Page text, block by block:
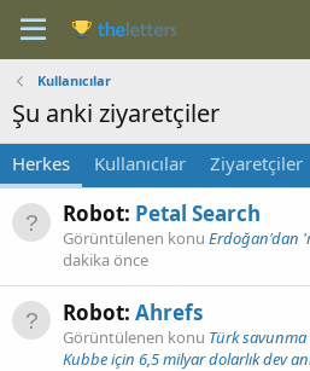
Kullanıcılar
Şu anki ziyaretçiler
Herkes Kullanıcılar Ziyaretçiler
Robot: Petal Search
Görüntülenen konu Erdoğan'dan
dakika önce
Robot: Ahrefs
Görüntülenen konu Türk savunma
Kubbe için 6,5 milyar dolarlık dev